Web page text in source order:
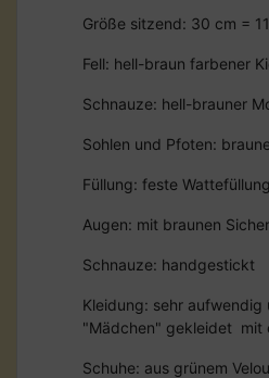
Größe sitzend: 30 cm =
Fell: hell-braun farbener
Schnauze: hell-brauner
Sohlen und Pfoten:
Füllung: feste Wattefüllung
Augen: mit braunen
Schnauze: handgestickt
Kleidung: sehr
"Mädchen" gekleidet mit
Schuhe: aus grünem